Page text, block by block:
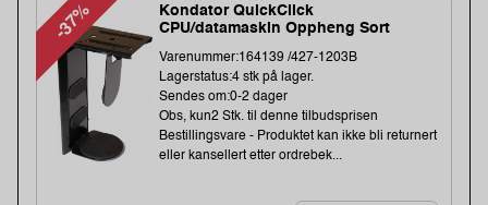
-37%
Kondator QuickClick
CPU/datamaskin Oppheng Sort
Varenummer:164139 /427-1203B
Lagerstatus:4 stk på lager.
Sendes om:0-2 dager
Obs, kun2 Stk. til denne tilbudsprisen
Bestillingsvare - Produktet kan ikke bli returnert
eller kansellert etter ordrebek...